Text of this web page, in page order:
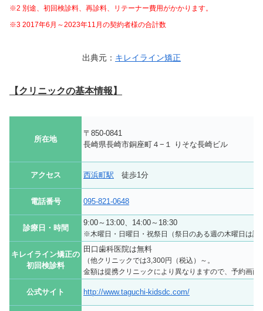
※2 別途、初回検診料、再診料、リテーナー費⽤がかかります。
※3 2017年6月～2023年11月の契約者様の合計数
出典元： キレイライン矯正
【クリニックの基本情報】
所在地
〒850-0841
長崎県長崎市銅座町４−１ りそな長崎ビル
アクセス 西浜町駅 徒歩1分
電話番号 095-821-0648
診療日・時間
9:00～13:00、14:00～18:30
※木曜日・日曜日・祝祭日（祭日のある週の木曜日は診
キレイライン矯正の
初回検診料
田口歯科医院は無料
（他クリニックでは3,300円（税込）～。
金額は提携クリニックにより異なりますので、予約画面
公式サイト http://www.taguchi-kidsdc.com/